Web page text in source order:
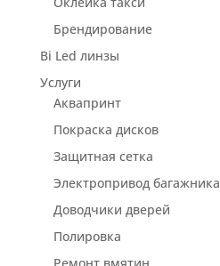
Брендирование
Bi Led линзы
Услуги
Аквапринт
Покраска дисков
Защитная сетка
Электропривод багажника
Доводчики дверей
Полировка